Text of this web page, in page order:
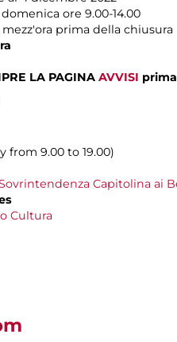
ore 9.00-14.00
prima della chiusura
LA PAGINA AVVISI
from 9.00 to 19.00)
Capitolina ai
Cultura